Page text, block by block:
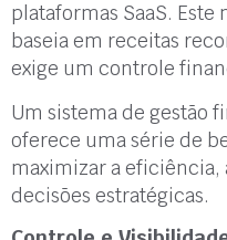
plataformas SaaS.
baseia em receitas
exige um controle
Um sistema de gestão
oferece uma série de
maximizar a eficiência,
decisões estratégicas.